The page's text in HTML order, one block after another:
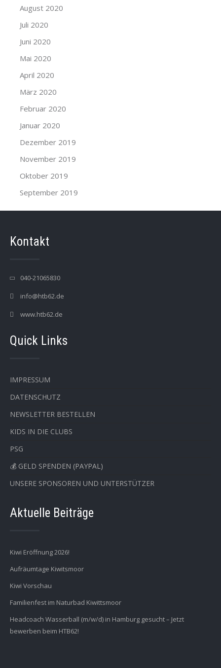
August 2020
Juli 2020
Juni 2020
Mai 2020
April 2020
März 2020
Februar 2020
Januar 2020
Dezember 2019
November 2019
Oktober 2019
September 2019
Kontakt
040-21065830
info@htb62.de
www.htb62.de
Quick Links
IMPRESSUM
DATENSCHUTZ
NEWSLETTER BESTELLEN
KIDS IN DIE CLUBS
PSG
💰 GELD SPENDEN (PAYPAL)
UNSERE SPONSOREN UND UNTERSTÜTZER
Aktuelle Beiträge
Kiwi Eröffnung 2026!
Aufräumtage Kiwitsmoor
Kiwi Vorschau
Familienfest im Naturbad Kiwittsmoor
Headcoach Wasserball (m/w/d) in Hamburg gesucht – Jetzt
bewerben beim HTB62!